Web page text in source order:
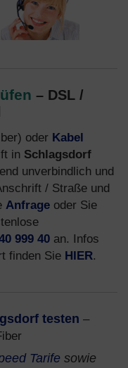
– DSL /
oder Kabel
in Schlagsdorf
unverbindlich und
/ Straße und
Anfrage oder Sie
999 40 an. Infos
finden Sie HIER.
testen –
Tarife sowie